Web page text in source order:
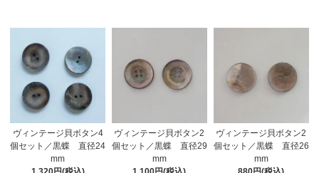
ヴィンテージ貝ボタン4
個セット／黒蝶 直径24
mm
ヴィンテージ貝ボタン2
個セット／黒蝶 直径29
mm
ヴィンテージ貝ボタン2
個セット／黒蝶 直径26
mm